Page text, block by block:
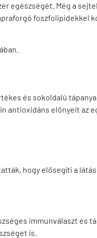
egészségét. Még a
foszfolipidekkel
és sokoldalú
antioxidáns előnyeit az
hogy elősegíti a
immunválaszt és
is.